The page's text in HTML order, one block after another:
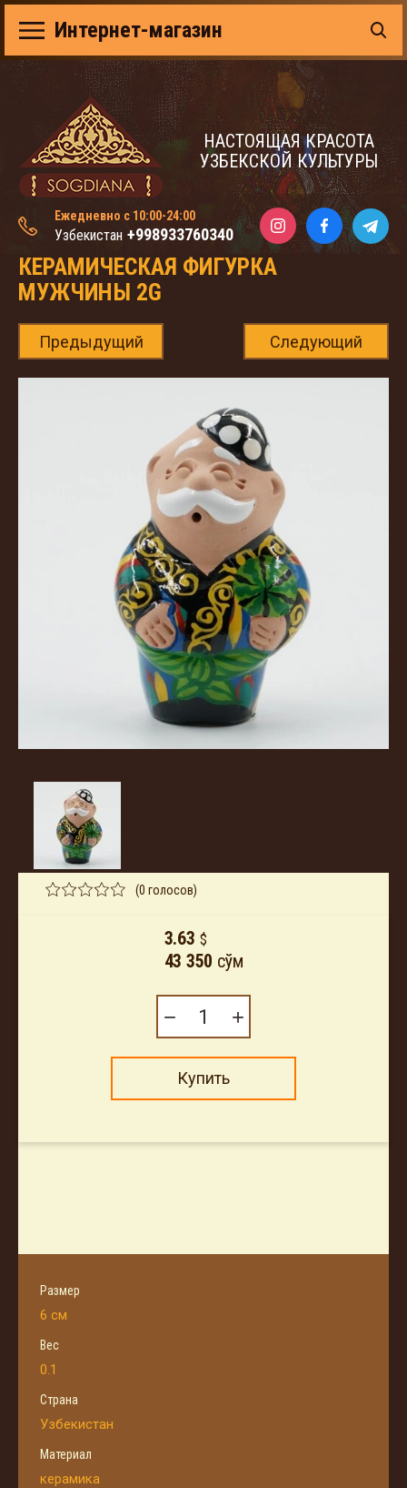
НАСТОЯЩАЯ КРАСОТА
УЗБЕКСКОЙ КУЛЬТУРЫ
Ежедневно с 10:00-24:00
Узбекистан +998933760340
Интернет-магазин
КЕРАМИЧЕСКАЯ ФИГУРКА
МУЖЧИНЫ 2G
Предыдущий Следующий
(0 голосов)
3.63 $
43 350 сўм
− +
Купить
Размер
6 см
Вес
0.1
Страна
Узбекистан
Материал
керамика